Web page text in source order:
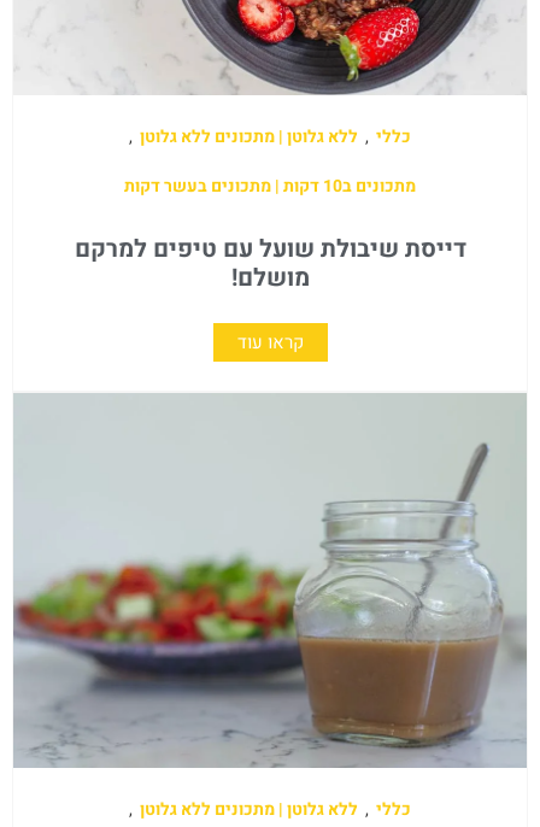
כללי , ללא גלוטן | מתכונים ללא גלוטן ,
מתכונים ב10 דקות | מתכונים בעשר דקות
דייסת שיבולת שועל עם טיפים למרקם
מושלם!
קראו עוד
כללי , ללא גלוטן | מתכונים ללא גלוטן ,